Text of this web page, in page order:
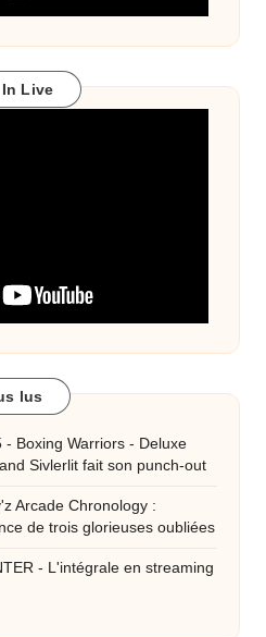
Live
lus
- Boxing Warriors - Deluxe
Sivlerlit fait son punch-out
Arcade Chronology :
de trois glorieuses oubliées
- L'intégrale en streaming